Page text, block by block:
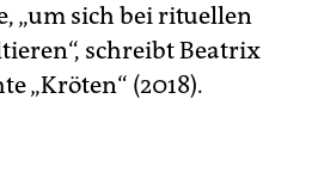
„um sich bei rituellen
schreibt Beatrix
„Kröten“ (2018).